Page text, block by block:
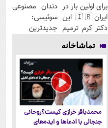
برای اولین بار در
ایران🇮🇷 این
دکتر کرم ترمیم
کننده 23 روزه
ساخت!
دندان مصنوعی
سوئیسی:
جدیدترین
پرداخت قسطی
تماشاخانه
محمدباقر خرازی کیست؟روحانی
جنجالی با ادعاها و ایده‌های